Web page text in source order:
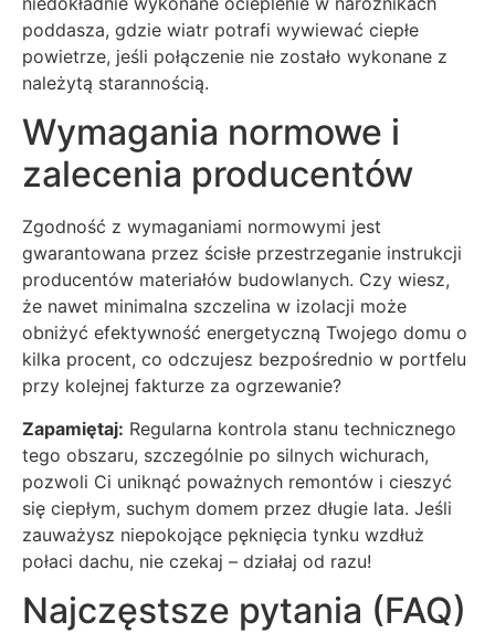
poddasza, gdzie wiatr potrafi wywiewać ciepłe
powietrze, jeśli połączenie nie zostało wykonane z
należytą starannością.
Wymagania normowe i
zalecenia producentów
Zgodność z wymaganiami normowymi jest
gwarantowana przez ścisłe przestrzeganie instrukcji
producentów materiałów budowlanych. Czy wiesz,
że nawet minimalna szczelina w izolacji może
obniżyć efektywność energetyczną Twojego domu o
kilka procent, co odczujesz bezpośrednio w portfelu
przy kolejnej fakturze za ogrzewanie?
Zapamiętaj: Regularna kontrola stanu technicznego
tego obszaru, szczególnie po silnych wichurach,
pozwoli Ci uniknąć poważnych remontów i cieszyć
się ciepłym, suchym domem przez długie lata. Jeśli
zauważysz niepokojące pęknięcia tynku wzdłuż
połaci dachu, nie czekaj – działaj od razu!
Najczęstsze pytania (FAQ)